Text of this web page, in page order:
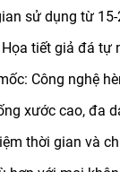
sử dụng từ 15-
tiết giả đá tự
Công nghệ
xước cao, đa
thời gian và